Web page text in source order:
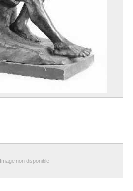
Image non disponible